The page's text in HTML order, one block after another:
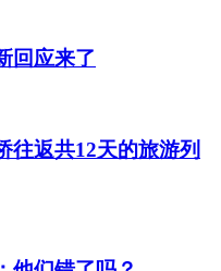
回应来了
往返共12天的旅游列